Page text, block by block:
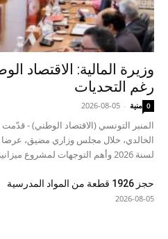
وزيرة المالية:
رغم التحديات
منية -
2026-08-05 0
المنبر التونسي (الاقتصاد الوطني) -
الخالدي، خلال مجلس وزاري مضيق، عرضا
لسنة 2026 وأهم التوجهات لمشروع ميزانية الدولة لسنة 2027
حجز 1926 قطعة من المواد المدرسية
2026-08-05